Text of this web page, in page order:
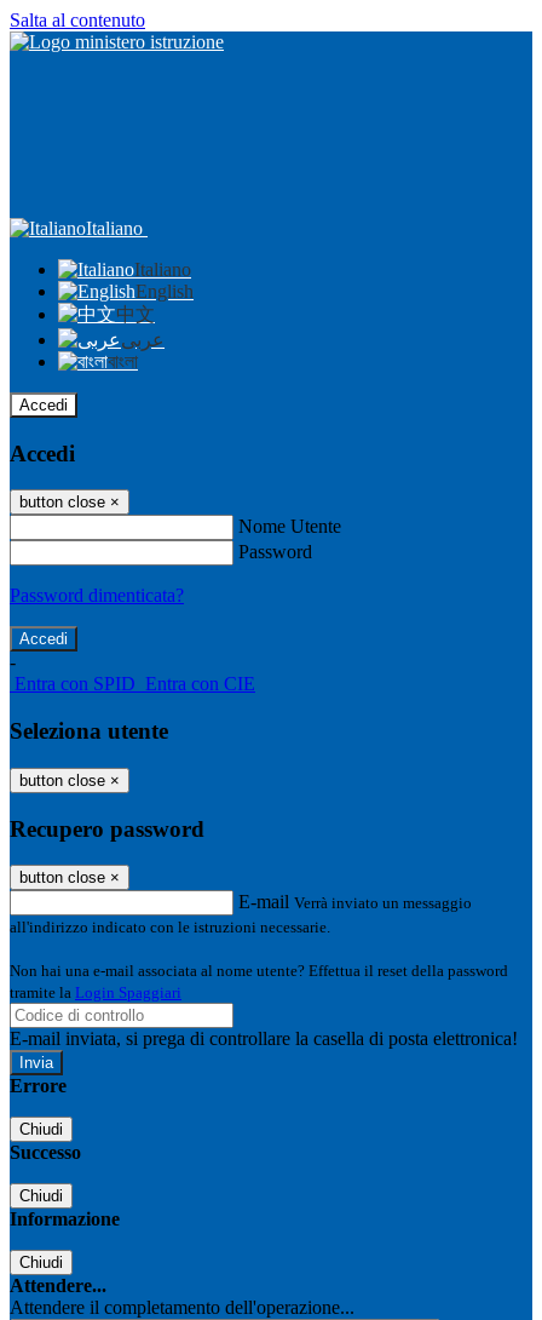
Salta al contenuto
Italiano
Italiano
English
中文
عربى
বাংলা
Accedi
Accedi
button close ×
Nome Utente
Password
Password dimenticata?
-
Entra con SPID Entra con CIE
Seleziona utente
button close ×
Recupero password
button close ×
E-mail Verrà inviato un messaggio
all'indirizzo indicato con le istruzioni necessarie.
Non hai una e-mail associata al nome utente? Effettua il reset della password
tramite la Login Spaggiari
E-mail inviata, si prega di controllare la casella di posta elettronica!
Errore
Chiudi
Successo
Chiudi
Informazione
Chiudi
Attendere...
Attendere il completamento dell'operazione...